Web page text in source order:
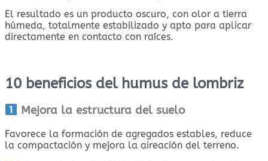
El resultado es un producto oscuro, con olor a tierra
húmeda, totalmente estabilizado y apto para aplicar
directamente en contacto con raíces.
10 beneficios del humus de lombriz
Mejora la estructura del suelo
Favorece la formación de agregados estables, reduce
la compactación y mejora la aireación del terreno.